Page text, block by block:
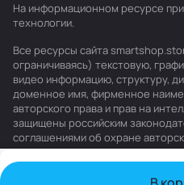
На информационном ресурсе
технологии.
Все ресурсы сайта
ограничиваясь) текстовую,
видео информацию, структуру,
доменное имя, фирменное
авторского права и прав на
защищены российским
соглашениями об охране